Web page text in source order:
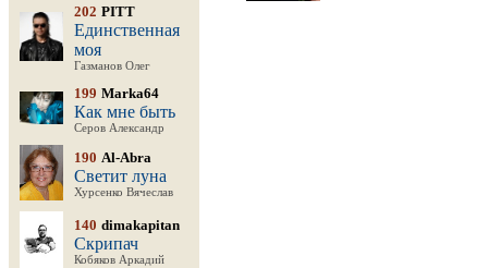
202 PITT
Единственная
моя
Газманов Олег
199 Marka64
Как мне быть
Серов Александр
190 Al-Abra
Светит луна
Хурсенко Вячеслав
140 dimakapitan
Скрипач
Кобяков Аркадий